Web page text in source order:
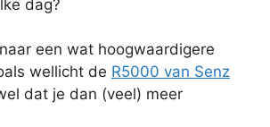
dag?
een wat hoogwaardigere
wellicht de R5000 van Senz
dat je dan (veel) meer